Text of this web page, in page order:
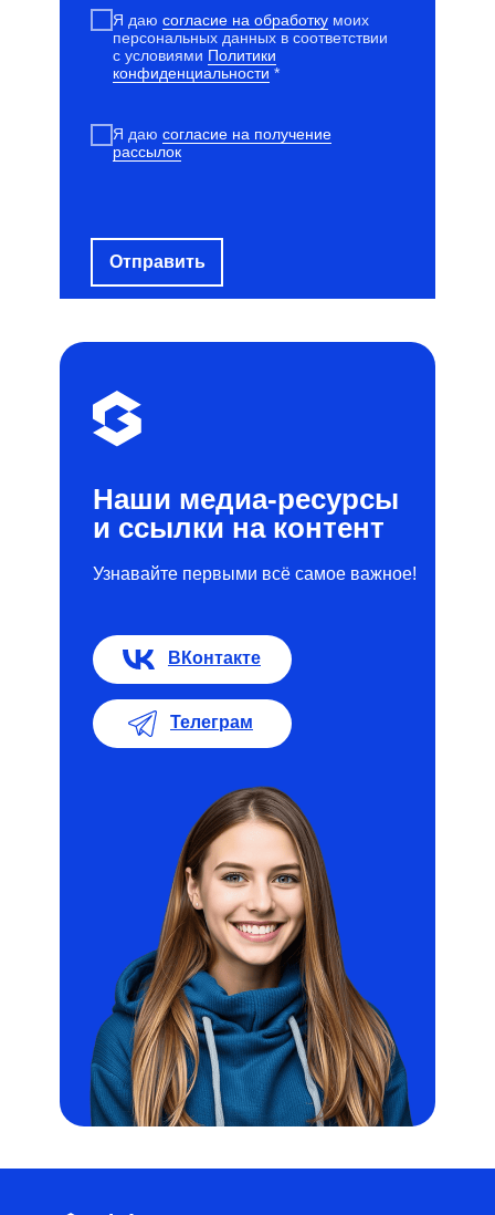
Я даю согласие на обработку моих
персональных данных в соответствии
с условиями Политики
конфиденциальности *
Я даю согласие на получение
рассылок
Отправить
Наши медиа-ресурсы
и ссылки на контент
Узнавайте первыми всё самое важное!
ВКонтакте
Телеграм